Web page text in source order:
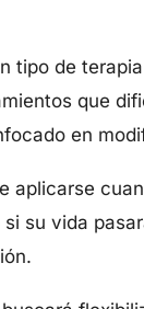
tipo de
que
en
aplicarse
su vida